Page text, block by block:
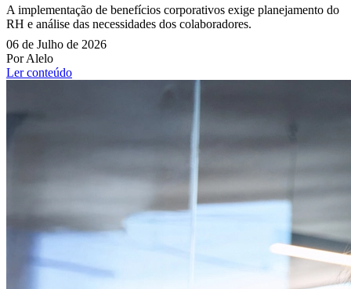
A implementação de benefícios corporativos exige planejamento do
RH e análise das necessidades dos colaboradores.
06 de Julho de 2026
Por Alelo
Ler conteúdo